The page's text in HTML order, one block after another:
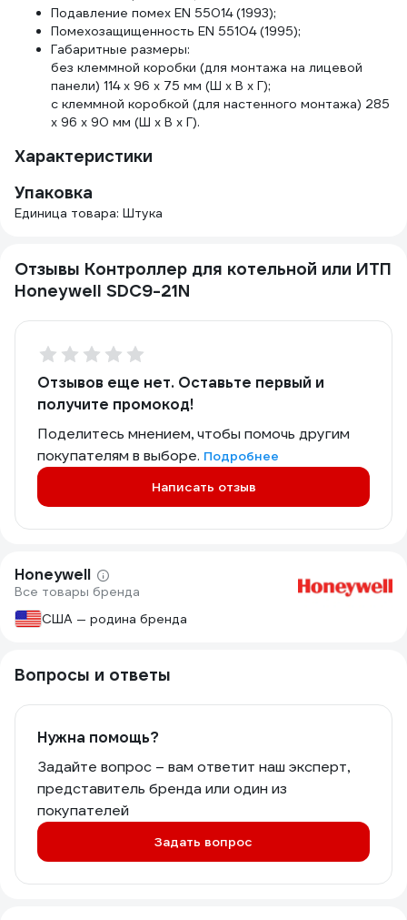
Подавление помех EN 55014 (1993);
Помехозащищенность EN 55104 (1995);
Габаритные размеры:
без клеммной коробки (для монтажа на лицевой
панели) 114 х 96 х 75 мм (Ш х В х Г);
с клеммной коробкой (для настенного монтажа) 285
х 96 х 90 мм (Ш х В х Г).
Характеристики
Упаковка
Единица товара: Штука
Отзывы Контроллер для котельной или ИТП
Honeywell SDC9-21N
Отзывов еще нет. Оставьте первый и
получите промокод!
Поделитесь мнением, чтобы помочь другим
покупателям в выборе. Подробнее
Написать отзыв
Honeywell
Все товары бренда
США — родина бренда
Вопросы и ответы
Нужна помощь?
Задайте вопрос – вам ответит наш эксперт,
представитель бренда или один из
покупателей
Задать вопрос